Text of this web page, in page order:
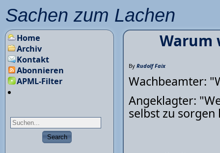
Sachen zum Lachen
Warum
By Rudolf Faix
Wachbeamter:
Angeklagter:
selbst zu sorgen
Home
Archiv
Kontakt
Abonnieren
APML-Filter